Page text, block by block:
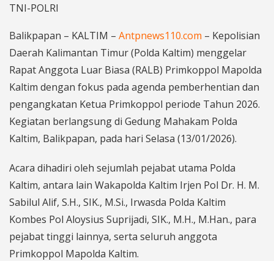
TNI-POLRI
Balikpapan – KALTIM – Antpnews110.com – Kepolisian
Daerah Kalimantan Timur (Polda Kaltim) menggelar
Rapat Anggota Luar Biasa (RALB) Primkoppol Mapolda
Kaltim dengan fokus pada agenda pemberhentian dan
pengangkatan Ketua Primkoppol periode Tahun 2026.
Kegiatan berlangsung di Gedung Mahakam Polda
Kaltim, Balikpapan, pada hari Selasa (13/01/2026).
Acara dihadiri oleh sejumlah pejabat utama Polda
Kaltim, antara lain Wakapolda Kaltim Irjen Pol Dr. H. M.
Sabilul Alif, S.H., SIK., M.Si., Irwasda Polda Kaltim
Kombes Pol Aloysius Suprijadi, SIK., M.H., M.Han., para
pejabat tinggi lainnya, serta seluruh anggota
Primkoppol Mapolda Kaltim.